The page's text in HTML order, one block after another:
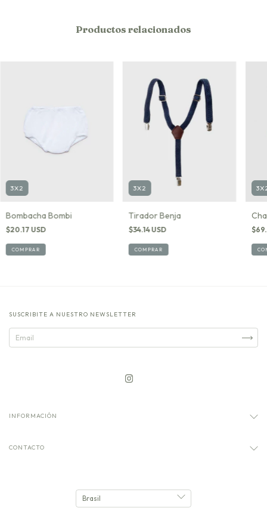
Productos relacionados
3X2
Bombacha Bombi
$20.17 USD
COMPRAR
3X2
Tirador Benja
$34.14 USD
COMPRAR
SUSCRIBITE A NUESTRO NEWSLETTER
INFORMACIÓN
CONTACTO